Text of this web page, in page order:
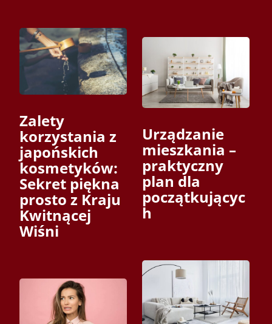
Zalety
korzystania z
japońskich
kosmetyków:
Sekret piękna
prosto z Kraju
Kwitnącej
Wiśni
Urządzanie
mieszkania –
praktyczny
plan dla
początkującyc
h